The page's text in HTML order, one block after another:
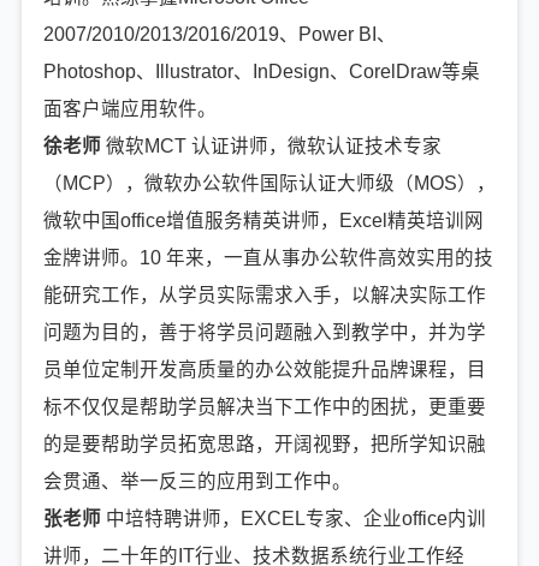
2007/2010/2013/2016/2019、Power BI、
Photoshop、Illustrator、InDesign、CorelDraw等桌
面客户端应用软件。
徐老师 微软MCT 认证讲师，微软认证技术专家
（MCP），微软办公软件国际认证大师级（MOS），
微软中国office增值服务精英讲师，Excel精英培训网
金牌讲师。10 年来，一直从事办公软件高效实用的技
能研究工作，从学员实际需求入手，以解决实际工作
问题为目的，善于将学员问题融入到教学中，并为学
员单位定制开发高质量的办公效能提升品牌课程，目
标不仅仅是帮助学员解决当下工作中的困扰，更重要
的是要帮助学员拓宽思路，开阔视野，把所学知识融
会贯通、举一反三的应用到工作中。
张老师 中培特聘讲师，EXCEL专家、企业office内训
讲师，二十年的IT行业、技术数据系统行业工作经